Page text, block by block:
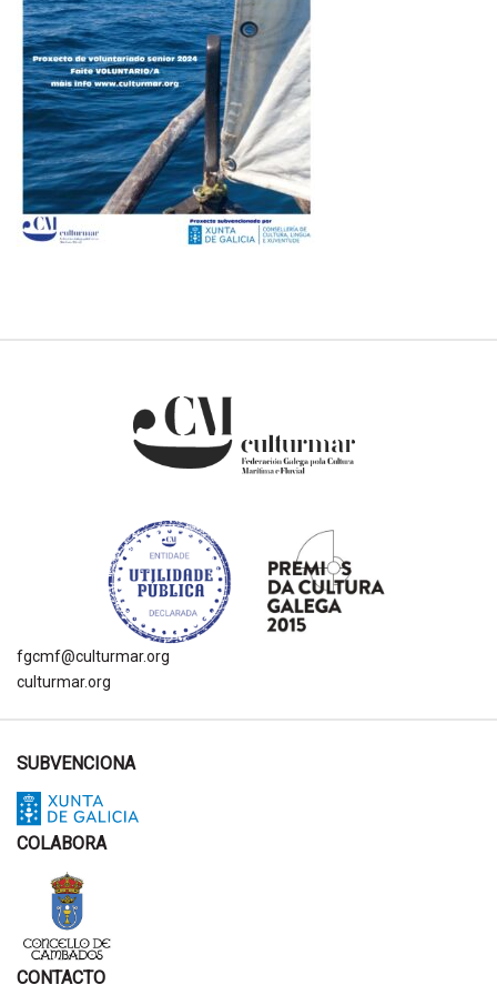
fgcmf@culturmar.org
culturmar.org
SUBVENCIONA
COLABORA
CONTACTO